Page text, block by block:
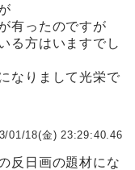
有ったのですが
る方はいますでし
なりまして光栄で
01/18(金) 23:29:40.46
反日画の題材にな